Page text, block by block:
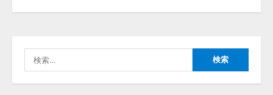
索:
【2026年企業のAI導入・活用に関
業の68.0％が、自社でのAI導入・
活用は「上手くいっている」と回
答
2026/08/07/13:53:50
ナレッジワーク、AIエンジニア油